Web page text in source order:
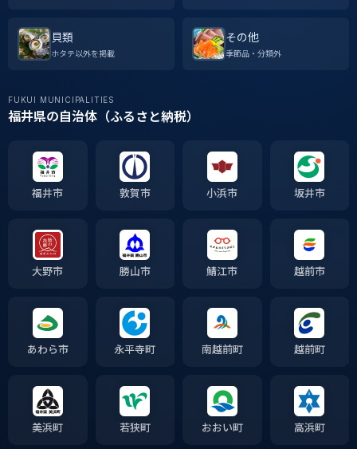
貝類
ホタテ以外を掲載
その他
季節品・分類外
FUKUI MUNICIPALITIES
福井県の自治体（ふるさと納税）
福井市 敦賀市 小浜市 坂井市
大野市 勝山市 鯖江市 越前市
あわら市 永平寺町 南越前町 越前町
美浜町 若狭町 おおい町 高浜町